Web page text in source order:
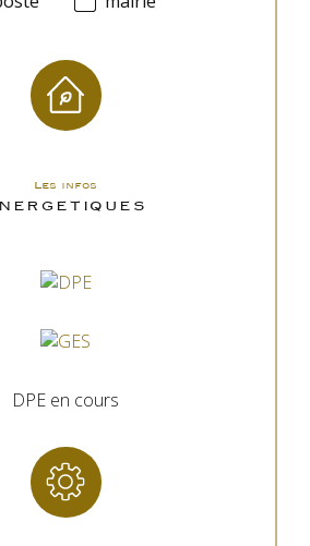
Les infos
DPE en cours